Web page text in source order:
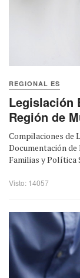
REGIONAL ES
Legislación
Región de
Compilaciones de
Documentación de
Familias y Política
Visto: 14057